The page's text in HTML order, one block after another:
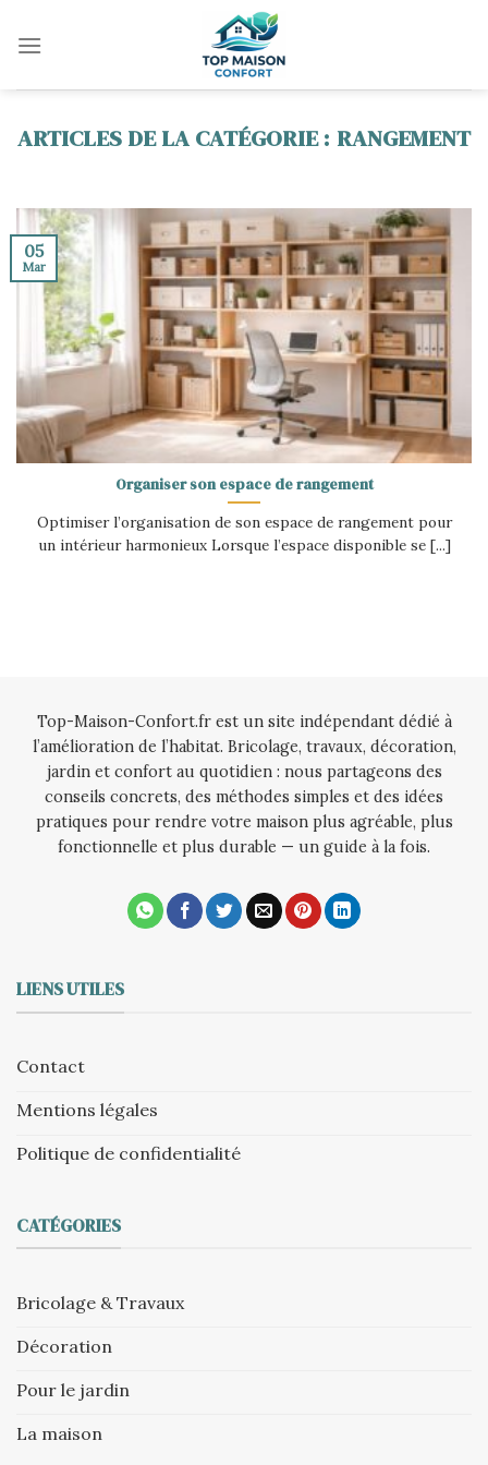
RANGEMENT
Organiser son espace de rangement
Optimiser l’organisation de son espace de rangement pour
un intérieur harmonieux Lorsque l’espace disponible se [...]
05
Mar
Top-Maison-Confort.fr est un site indépendant dédié à
l’amélioration de l’habitat. Bricolage, travaux, décoration,
jardin et confort au quotidien : nous partageons des
conseils concrets, des méthodes simples et des idées
pratiques pour rendre votre maison plus agréable, plus
fonctionnelle et plus durable — un guide à la fois.
LIENS UTILES
Contact
Mentions légales
Politique de confidentialité
CATÉGORIES
Bricolage & Travaux
Décoration
Pour le jardin
La maison